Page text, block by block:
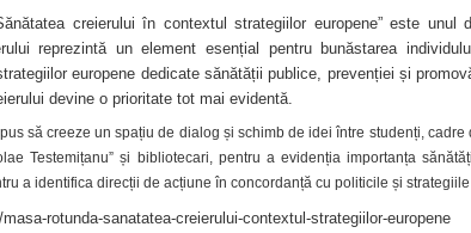
creierului în contextul strategiilor europene” este unul
reprezintă un element esențial pentru bunăstarea
europene dedicate sănătății publice, prevenției și
devine o prioritate tot mai evidentă.
să creeze un spațiu de dialog și schimb de idei între studenți, cadre
Testemițanu” și bibliotecari, pentru a evidenția importanța
a identifica direcții de acțiune în concordanță cu politicile și
rotunda-sanatatea-creierului-contextul-strategiilor-europene